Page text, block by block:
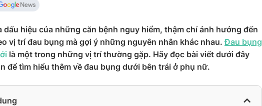
dấu hiệu của những căn bệnh nguy hiểm, thậm chí ảnh hưởng đến
vị trí đau bụng mà gợi ý những nguyên nhân khác nhau.Đau bụng
là một trong những vị trí thường gặp. Hãy đọc bài viết dưới đây
để tìm hiểu thêm về đau bụng dưới bên trái ở phụ nữ.